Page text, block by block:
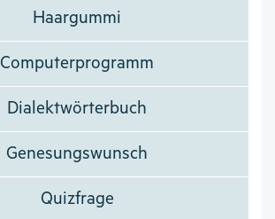
Haargummi
Computerprogramm
Dialektwörterbuch
Genesungswunsch
Quizfrage